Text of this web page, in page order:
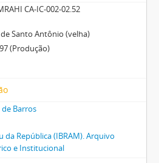
CA-IC-002-02.52
Santo Antônio (velha)
(Produção)
de Barros
da República (IBRAM). Arquivo
e Institucional